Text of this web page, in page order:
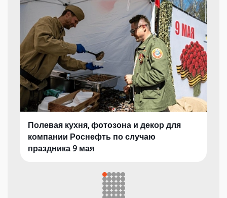
Полевая кухня, фотозона и декор для
компании Роснефть по случаю
праздника 9 мая